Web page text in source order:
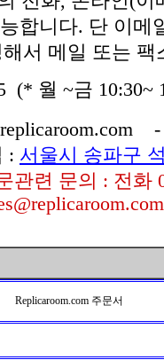
합니다. 단 이메
서 메일 또는
(* 월 ~금 10:30~
: 서울시 송파구
관련 문의 : 전화
Replicaroom.com 주문서